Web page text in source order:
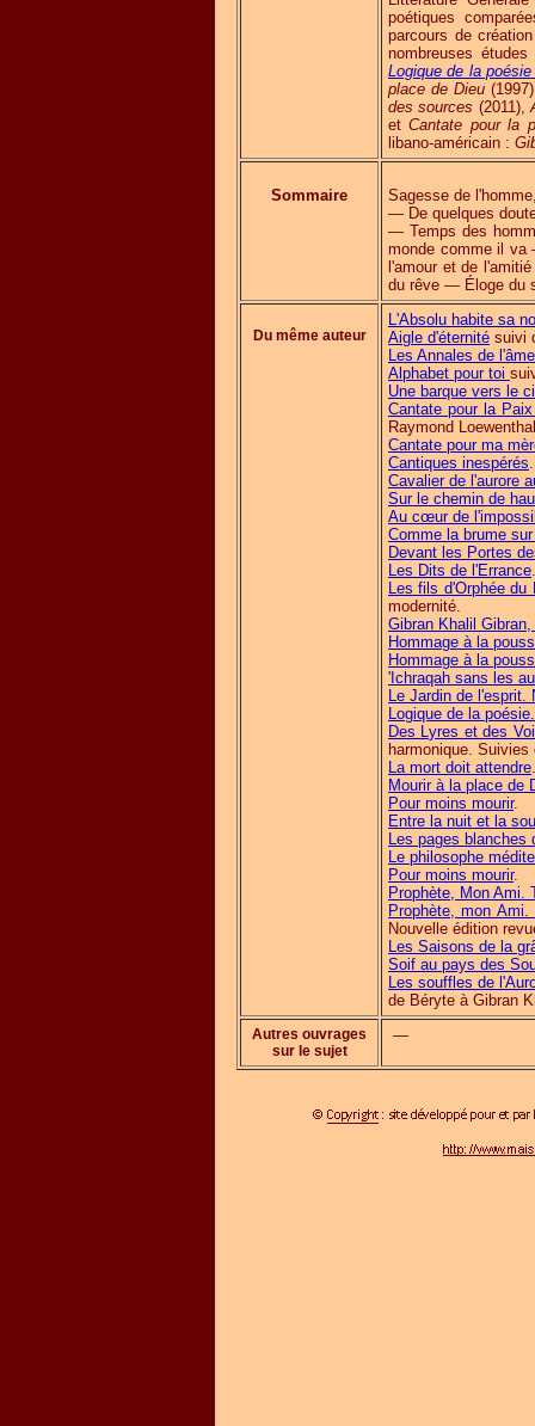
poétiques
parcours de
nombreuses
Logique de la
place de Dieu
des sources (2011),
etCantate pour la
libano-américain :
Sommaire
Sagesse de
— De quelques
— Temps des
monde comme il
l'amour et de
du rêve — Éloge du
Du même auteur
L'Absolu habite sa
Aigle d'éternité suivi
Les Annales de
Alphabet pour toi
Une barque vers le
Cantate pour la
Raymond
Cantate pour ma
Cantiques inespérés.
Cavalier de l'aurore
Sur le chemin de
Au cœur de
Comme la brume
Devant les Portes
Les Dits de l'Errance.
Les fils d'Orphée du
modernité.
Gibran Khalil
Hommage à la
Hommage à la
'Ichraqah sans les
Le Jardin de l'esprit.
Logique de la
Des Lyres et des
harmonique.
La mort doit attendre.
Mourir à la place de
Pour moins mourir.
Entre la nuit et la
Les pages blanches
Le philosophe
Pour moins mourir.
Prophète, Mon Ami.
Prophète, mon
Nouvelle édition
Les Saisons de la
Soif au pays des
Les souffles de
de Béryte à Gibran
Autres ouvrages
sur le sujet
—